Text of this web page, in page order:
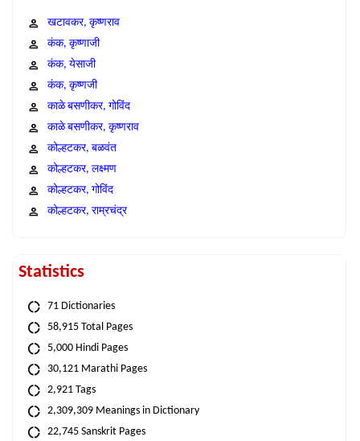
खटावकर, कृष्णराव
कंक, कृष्णाजी
कंक, येसाजी
कंक, कृष्णजी
काळे बसणीकर, गोविंद
काळे बसणीकर, कृष्णराव
कोल्हटकर, बळवंत
कोल्हटकर, लक्ष्मण
कोल्हटकर, गोविंद
कोल्हटकर, राम्रचंद्र
Statistics
71 Dictionaries
58,915 Total Pages
5,000 Hindi Pages
30,121 Marathi Pages
2,921 Tags
2,309,309 Meanings in Dictionary
22,745 Sanskrit Pages